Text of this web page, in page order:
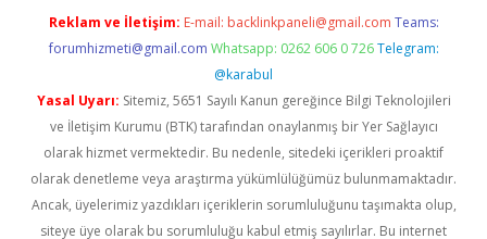
Reklam ve İletişim: E-mail: backlinkpaneli@gmail.com Teams:
forumhizmeti@gmail.com Whatsapp: 0262 606 0 726 Telegram:
@karabul
Yasal Uyarı: Sitemiz, 5651 Sayılı Kanun gereğince Bilgi Teknolojileri
ve İletişim Kurumu (BTK) tarafından onaylanmış bir Yer Sağlayıcı
olarak hizmet vermektedir. Bu nedenle, sitedeki içerikleri proaktif
olarak denetleme veya araştırma yükümlülüğümüz bulunmamaktadır.
Ancak, üyelerimiz yazdıkları içeriklerin sorumluluğunu taşımakta olup,
siteye üye olarak bu sorumluluğu kabul etmiş sayılırlar. Bu internet